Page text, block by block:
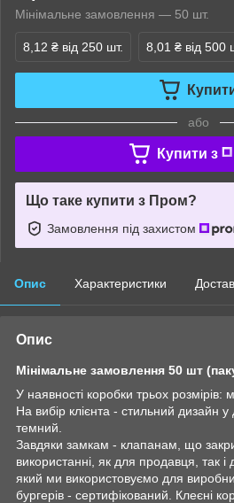
Мінімальне замовлення — 50 шт.
8,12 ₴ від 250 шт. 8,01 ₴ від 500
або
Купити з
Що таке купити з Пром?
Замовлення під захистом
Опис Характеристики
Опис
Мінімальне замовлення 50 шт
У наявності коробки трьох розмірів:
На вибір клієнта - стильний дизайн у
темний.
Завдяки замкам - клапанам, що
використанні, як для продавця, так
який ми використовуємо для
бургерів - сертифікований. Клеєні